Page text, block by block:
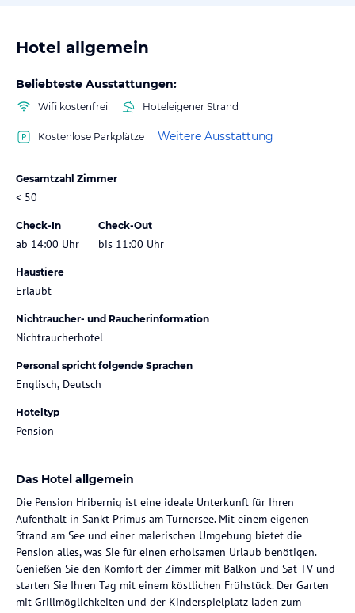
Hotel allgemein
Beliebteste Ausstattungen:
Wifi kostenfrei Hoteleigener Strand
Kostenlose Parkplätze Weitere Ausstattung
Gesamtzahl Zimmer
< 50
Check-In
ab 14:00 Uhr
Check-Out
bis 11:00 Uhr
Haustiere
Erlaubt
Nichtraucher- und Raucherinformation
Nichtraucherhotel
Personal spricht folgende Sprachen
Englisch, Deutsch
Hoteltyp
Pension
Das Hotel allgemein
Die Pension Hribernig ist eine ideale Unterkunft für Ihren
Aufenthalt in Sankt Primus am Turnersee. Mit einem eigenen
Strand am See und einer malerischen Umgebung bietet die
Pension alles, was Sie für einen erholsamen Urlaub benötigen.
Genießen Sie den Komfort der Zimmer mit Balkon und Sat-TV und
starten Sie Ihren Tag mit einem köstlichen Frühstück. Der Garten
mit Grillmöglichkeiten und der Kinderspielplatz laden zum